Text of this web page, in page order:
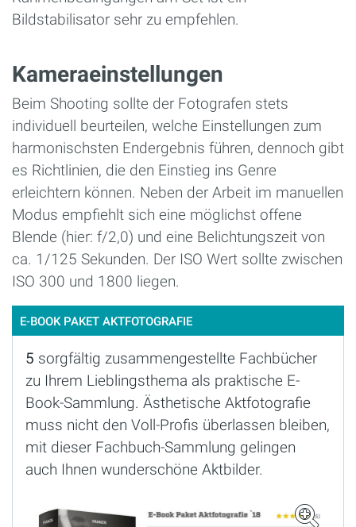
Bildstabilisator sehr zu empfehlen.
Kameraeinstellungen
Beim Shooting sollte der Fotografen stets
individuell beurteilen, welche Einstellungen zum
harmonischsten Endergebnis führen, dennoch gibt
es Richtlinien, die den Einstieg ins Genre
erleichtern können. Neben der Arbeit im manuellen
Modus empfiehlt sich eine möglichst offene
Blende (hier: f/2,0) und eine Belichtungszeit von
ca. 1/125 Sekunden. Der ISO Wert sollte zwischen
ISO 300 und 1800 liegen.
E-BOOK PAKET AKTFOTOGRAFIE
5 sorgfältig zusammengestellte Fachbücher
zu Ihrem Lieblingsthema als praktische E-
Book-Sammlung. Ästhetische Aktfotografie
muss nicht den Voll-Profis überlassen bleiben,
mit dieser Fachbuch-Sammlung gelingen
auch Ihnen wunderschöne Aktbilder.